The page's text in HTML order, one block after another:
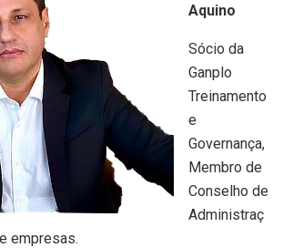
Aquino
Sócio da
Ganplo
Treinamento
e
Governança,
Membro de
Conselho de
Administraç
empresas.